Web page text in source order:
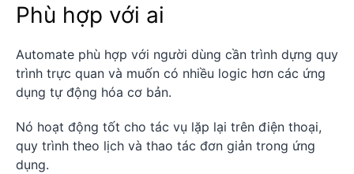
Phù hợp với ai
Automate phù hợp với người dùng cần trình dựng quy
trình trực quan và muốn có nhiều logic hơn các ứng
dụng tự động hóa cơ bản.
Nó hoạt động tốt cho tác vụ lặp lại trên điện thoại,
quy trình theo lịch và thao tác đơn giản trong ứng
dụng.